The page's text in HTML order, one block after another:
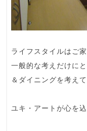
ライフスタイルはご
一般的な考えだけに
＆ダイニングを考え
ユキ・アートが心を